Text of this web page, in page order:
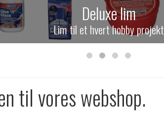
Deluxe lim
Lim til et hvert hobby projekt
til vores webshop.